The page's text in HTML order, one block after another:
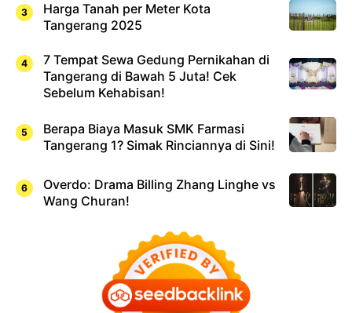
Harga Tanah per Meter Kota
Tangerang 2025
7 Tempat Sewa Gedung Pernikahan di
Tangerang di Bawah 5 Juta! Cek
Sebelum Kehabisan!
Berapa Biaya Masuk SMK Farmasi
Tangerang 1? Simak Rinciannya di Sini!
Overdo: Drama Billing Zhang Linghe vs
Wang Churan!